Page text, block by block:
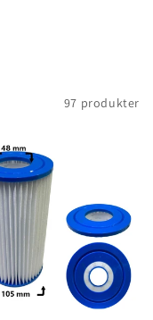
97 produkter